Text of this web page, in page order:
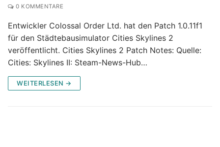
0 KOMMENTARE
Entwickler Colossal Order Ltd. hat den Patch 1.0.11f1
für den Städtebausimulator Cities Skylines 2
veröffentlicht. Cities Skylines 2 Patch Notes: Quelle:
Cities: Skylines II: Steam-News-Hub…
WEITERLESEN →